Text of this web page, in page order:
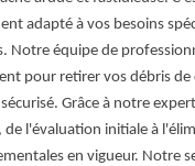
adapté à vos besoins
Notre équipe de
pour retirer vos débris
Grâce à notre
de l'évaluation initiale à
en vigueur. Notre